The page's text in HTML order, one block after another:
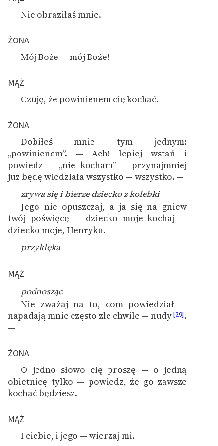
Nie obraziłaś mnie.
ŻONA
Mój Boże — mój Boże!
MĄŻ
Czuję, że powinienem cię kochać. —
ŻONA
Dobiłeś mnie tym jednym:
„powinienem”. — Ach! lepiej wstań i
powiedz — „nie kocham” — przynajmniej
już będę wiedziała wszystko — wszystko. —
zrywa się i bierze dziecko z kolebki
Jego nie opuszczaj, a ja się na gniew
twój poświęcę — dziecko moje kochaj —
dziecko moje, Henryku. —
przyklęka
MĄŻ
podnosząc
Nie zważaj na to, com powiedział —
napadają mnie często złe chwile — nudy[29].
—
ŻONA
O jedno słowo cię proszę — o jedną
obietnicę tylko — powiedz, że go zawsze
kochać będziesz. —
MĄŻ
I ciebie, i jego — wierzaj mi.